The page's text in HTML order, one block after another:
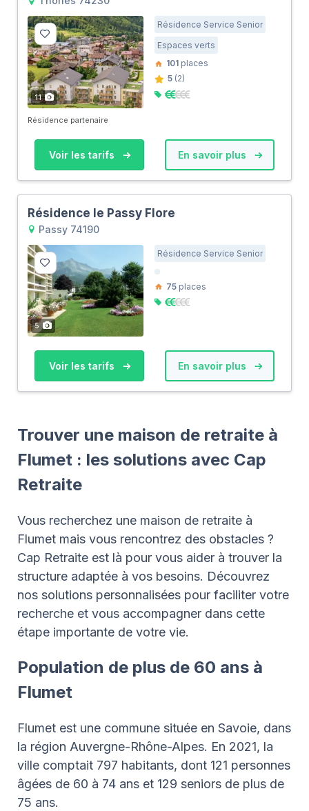
11
Résidence Service Senior
Espaces verts
101 places
5 (2)
Résidence partenaire
Voir les tarifs En savoir plus
Résidence le Passy Flore
Passy 74190
5
Résidence Service Senior
75 places
Voir les tarifs En savoir plus
Trouver une maison de retraite à
Flumet : les solutions avec Cap
Retraite
Vous recherchez une maison de retraite à
Flumet mais vous rencontrez des obstacles ?
Cap Retraite est là pour vous aider à trouver la
structure adaptée à vos besoins. Découvrez
nos solutions personnalisées pour faciliter votre
recherche et vous accompagner dans cette
étape importante de votre vie.
Population de plus de 60 ans à
Flumet
Flumet est une commune située en Savoie, dans
la région Auvergne-Rhône-Alpes. En 2021, la
ville comptait 797 habitants, dont 121 personnes
âgées de 60 à 74 ans et 129 seniors de plus de
75 ans.